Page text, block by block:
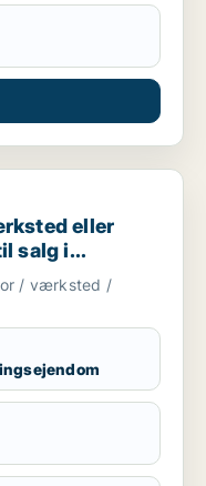
eller
salg i
/ værksted /